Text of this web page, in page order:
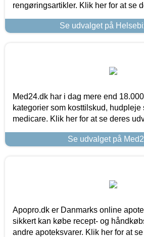
rengøringsartikler. Klik her for at se
Se udvalget på
Med24.dk har i dag mere end
kategorier som kosttilskud, hudpleje
medicare. Klik her for at se deres
Se udvalget på
Apopro.dk er Danmarks online
sikkert kan købe recept- og
andre apoteksvarer. Klik her for at